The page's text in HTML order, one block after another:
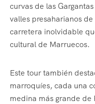
curvas de las
valles presaharianos
carretera inolvidable
cultural de Marruecos.
Este tour también
marroquíes, cada una
medina más grande de